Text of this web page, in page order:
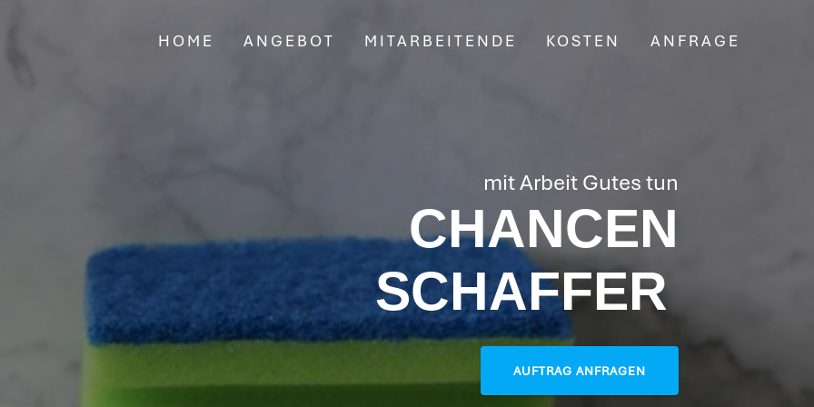
HOME ANGEBOT MITARBEITENDE KOSTEN ANFRAGE
mit Arbeit Gutes tun
CHANCEN
SCHAFFER
AUFTRAG ANFRAGEN